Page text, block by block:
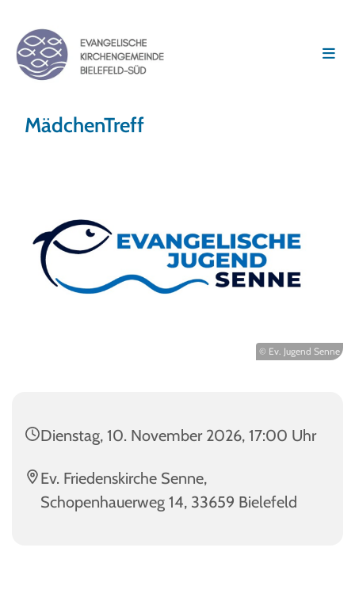
MädchenTreff
© Ev. Jugend Senne
Dienstag, 10. November 2026, 17:00 Uhr
Ev. Friedenskirche Senne,
Schopenhauerweg 14, 33659 Bielefeld